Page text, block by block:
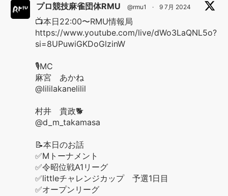
プロ競技麻雀団体RMU @rmu1 · 9 7月 2024
📺本日22:00〜RMU情報局
https://www.youtube.com/live/dWo3LaQNL5o?
si=8UPuwiGKDoGlzinW
🎙️MC
麻宮 あかね
@lililakanelilil
村井 貴政🐕
@d_m_takamasa
📝本日のお話
✅Mトーナメント
✅令昭位戦A1リーグ
✅littleチャレンジカップ 予選1日目
✅オープンリーグ